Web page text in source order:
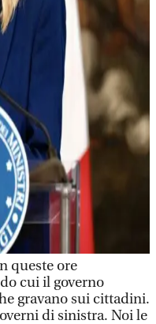
queste ore
cui il governo
gravano sui cittadini.
di sinistra. Noi le